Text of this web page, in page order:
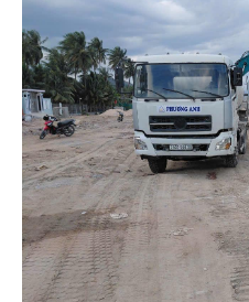
nghiệp và Môi trường giữ
từ hoàn thiện thể chế,
quản lý tài nguyên đến
hệ sinh thái và kiến tạo
dân ven biển, hải đảo.